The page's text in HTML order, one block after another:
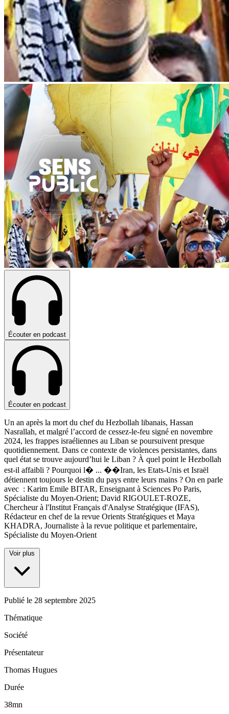
Écouter en podcast
Écouter en podcast
Un an après la mort du chef du Hezbollah libanais, Hassan
Nasrallah, et malgré l’accord de cessez-le-feu signé en novembre
2024, les frappes israéliennes au Liban se poursuivent presque
quotidiennement. Dans ce contexte de violences persistantes, dans
quel état se trouve aujourd’hui le Liban ? À quel point le Hezbollah
est-il affaibli ? Pourquoi l� ... ��Iran, les Etats-Unis et Israël
détiennent toujours le destin du pays entre leurs mains ? On en parle
avec : Karim Emile BITAR, Enseignant à Sciences Po Paris,
Spécialiste du Moyen-Orient; David RIGOULET-ROZE,
Chercheur à l'Institut Français d'Analyse Stratégique (IFAS),
Rédacteur en chef de la revue Orients Stratégiques et Maya
KHADRA, Journaliste à la revue politique et parlementaire,
Spécialiste du Moyen-Orient
Voir plus
Publié le 28 septembre 2025
Thématique
Société
Présentateur
Thomas Hugues
Durée
38mn